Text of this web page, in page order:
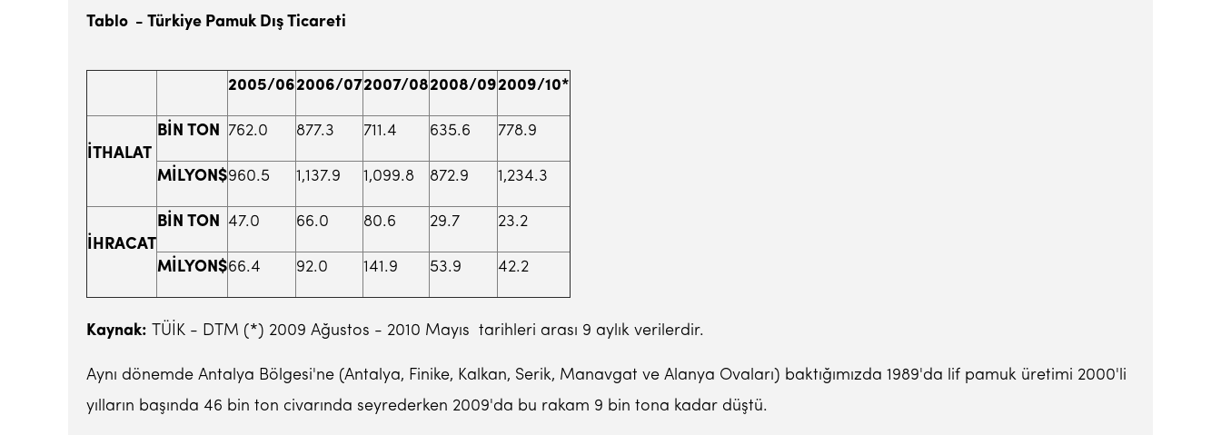
Tablo - Türkiye Pamuk Dış Ticareti
2005/062006/072007/082008/092009/10*
İTHALAT
BİN TON 762.0 877.3 711.4 635.6 778.9
MİLYON$960.5 1,137.9 1,099.8 872.9 1,234.3
İHRACAT
BİN TON 47.0 66.0 80.6 29.7 23.2
MİLYON$66.4 92.0 141.9 53.9 42.2
Kaynak: TÜİK - DTM (*) 2009 Ağustos - 2010 Mayıs tarihleri arası 9 aylık verilerdir.
Aynı dönemde Antalya Bölgesi'ne (Antalya, Finike, Kalkan, Serik, Manavgat ve Alanya Ovaları) baktığımızda 1989'da lif pamuk üretimi 2000'li
yılların başında 46 bin ton civarında seyrederken 2009'da bu rakam 9 bin tona kadar düştü.